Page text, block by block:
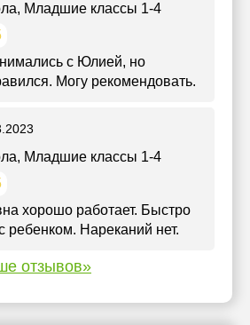
, Младшие классы 1-4
с Юлией, но
Могу рекомендовать.
, Младшие классы 1-4
хорошо работает. Быстро
ребенком. Нареканий нет.
отзывов»